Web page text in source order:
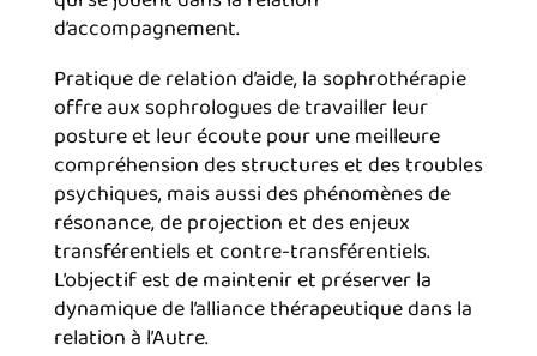
d’accompagnement.
Pratique de relation d’aide, la sophrothérapie
offre aux sophrologues de travailler leur
posture et leur écoute pour une meilleure
compréhension des structures et des troubles
psychiques, mais aussi des phénomènes de
résonance, de projection et des enjeux
transférentiels et contre-transférentiels.
L’objectif est de maintenir et préserver la
dynamique de l’alliance thérapeutique dans la
relation à l’Autre.